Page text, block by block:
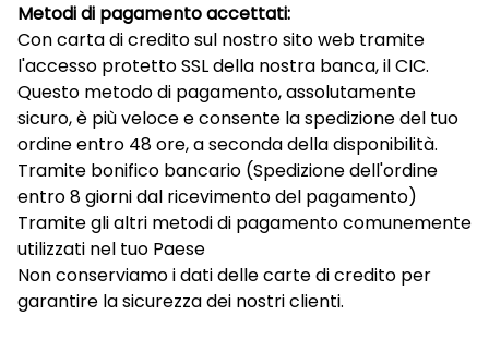
Metodi di pagamento accettati:
Con carta di credito sul nostro sito web tramite
l'accesso protetto SSL della nostra banca, il CIC.
Questo metodo di pagamento, assolutamente
sicuro, è più veloce e consente la spedizione del tuo
ordine entro 48 ore, a seconda della disponibilità.
Tramite bonifico bancario (Spedizione dell'ordine
entro 8 giorni dal ricevimento del pagamento)
Tramite gli altri metodi di pagamento comunemente
utilizzati nel tuo Paese
Non conserviamo i dati delle carte di credito per
garantire la sicurezza dei nostri clienti.